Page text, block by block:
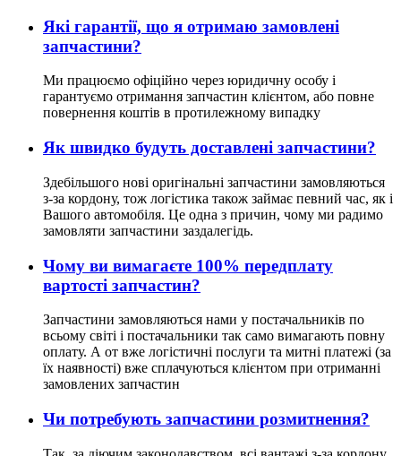
Які гарантії, що я отримаю замовлені
запчастини?
Ми працюємо офіційно через юридичну особу і
гарантуємо отримання запчастин клієнтом, або повне
повернення коштів в протилежному випадку
Як швидко будуть доставлені запчастини?
Здебільшого нові оригінальні запчастини замовляються
з-за кордону, тож логістика також займає певний час, як і
Вашого автомобіля. Це одна з причин, чому ми радимо
замовляти запчастини заздалегідь.
Чому ви вимагаєте 100% передплату
вартості запчастин?
Запчастини замовляються нами у постачальників по
всьому світі і постачальники так само вимагають повну
оплату. А от вже логістичні послуги та митні платежі (за
їх наявності) вже сплачуються клієнтом при отриманні
замовлених запчастин
Чи потребують запчастини розмитнення?